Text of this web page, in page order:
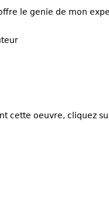
le genie de mon
cette oeuvre, cliquez